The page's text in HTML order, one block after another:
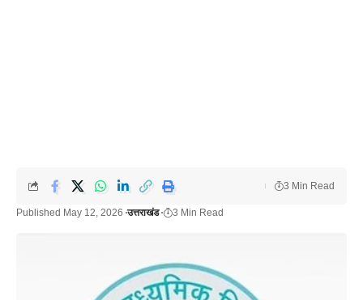
Published May 12, 2026 उत्तराखंड 3 Min Read
3 Min Read